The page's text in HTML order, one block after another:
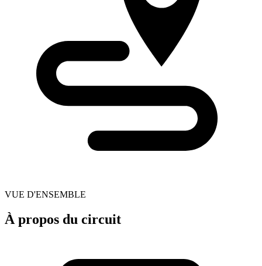
VUE D'ENSEMBLE
À propos du circuit